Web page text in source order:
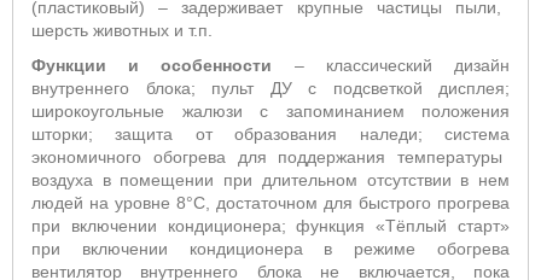
(пластиковый) – задерживает крупные частицы пыли,
шерсть животных и т.п.
Функции и особенности – классический дизайн
внутреннего блока; пульт ДУ с подсветкой дисплея;
широкоугольные жалюзи с запоминанием положения
шторки; защита от образования наледи; система
экономичного обогрева для поддержания температуры
воздуха в помещении при длительном отсутствии в нем
людей на уровне 8°С, достаточном для быстрого прогрева
при включении кондиционера; функция «Тёплый старт»
при включении кондиционера в режиме обогрева
вентилятор внутреннего блока не включается, пока